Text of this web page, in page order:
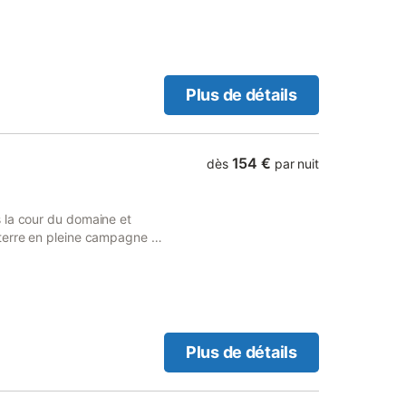
Plus de détails
cour du domaine et
en pleine campagne à
chaussée: Coin salon
et articles de
dès 154 € par nuit
Plus de détails